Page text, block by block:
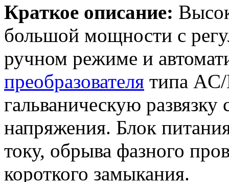
Краткое описание:
большой мощности с
ручном режиме и
преобразователя типа
гальваническую
напряжения. Блок
току, обрыва фазного
короткого замыкания.